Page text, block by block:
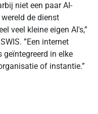
niet een paar AI-
de dienst
veel kleine eigen AI's,”
”Een internet
in elke
of instantie.”